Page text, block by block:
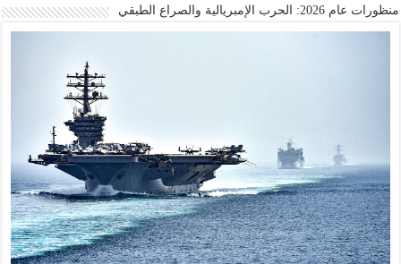
منظورات عام 2026: الحرب الإمبريالية والصراع الطبقي